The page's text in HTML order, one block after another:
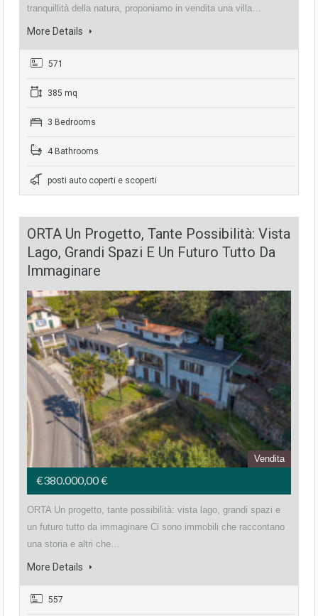
tranquillità della natura, proponiamo in vendita una villa…
More Details
571
385 mq
3 Bedrooms
4 Bathrooms
posti auto coperti e scoperti
ORTA Un Progetto, Tante Possibilità: Vista
Lago, Grandi Spazi E Un Futuro Tutto Da
Immaginare
Vendita
€380.000,00 €
ORTA Un progetto, tante possibilità: vista lago, grandi spazi e
un futuro tutto da immaginare Ci sono immobili che raccontano
una storia e altri che…
More Details
557